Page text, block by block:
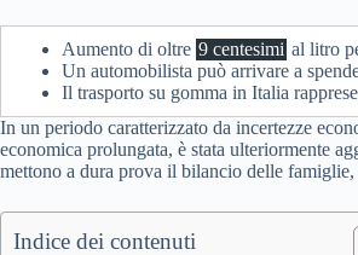
Aumento di oltre 9 centesimi al litro
Un automobilista può arrivare a
Il trasporto su gomma in Italia
In un periodo caratterizzato da incertezze
economica prolungata, è stata ulteriormente
mettono a dura prova il bilancio delle
Indice dei contenuti